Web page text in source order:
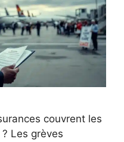
couvrent les
Les grèves